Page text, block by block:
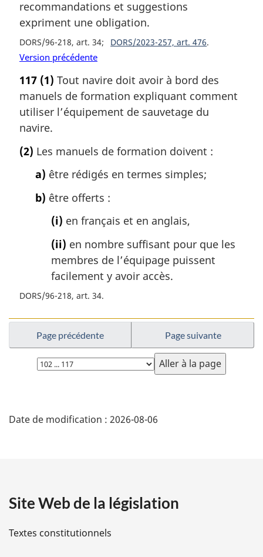
recommandations et suggestions
expriment une obligation.
DORS/96-218, art. 34 DORS/2023-257, art. 476
Version précédente
117 (1) Tout navire doit avoir à bord des
manuels de formation expliquant comment
utiliser l’équipement de sauvetage du
navire.
(2) Les manuels de formation doivent :
a) être rédigés en termes simples;
b) être offerts :
(i) en français et en anglais,
(ii) en nombre suffisant pour que les
membres de l’équipage puissent
facilement y avoir accès.
DORS/96-218, art. 34
Page précédente Page suivante
Choisissez
la
é
i
l
Date de modification : 2026-08-06
Site Web de la législation
Textes constitutionnels